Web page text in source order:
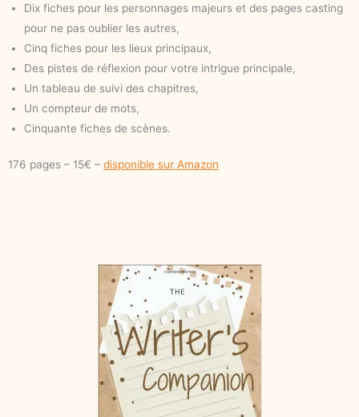
Dix fiches pour les personnages majeurs et des pages casting
pour ne pas oublier les autres,
Cinq fiches pour les lieux principaux,
Des pistes de réflexion pour votre intrigue principale,
Un tableau de suivi des chapitres,
Un compteur de mots,
Cinquante fiches de scènes.
176 pages – 15€ – disponible sur Amazon